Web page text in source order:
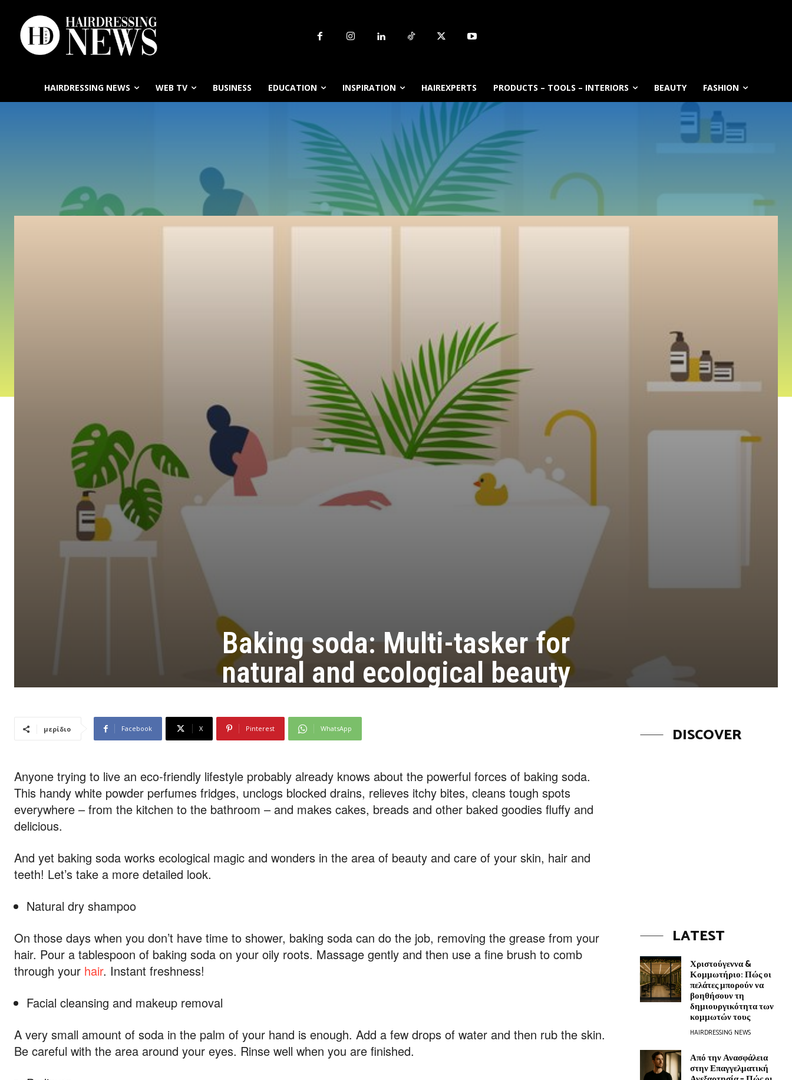
HAIRDRESSING NEWS WEB TV BUSINESS EDUCATION INSPIRATION HAIREXPERTS PRODUCTS – TOOLS – INTERIORS BEAUTY FASHION
Baking soda: Multi-tasker for
natural and ecological beauty
μερίδιο Facebook X Pinterest WhatsApp
Anyone trying to live an eco-friendly lifestyle probably already knows about the powerful forces of baking soda.
This handy white powder perfumes fridges, unclogs blocked drains, relieves itchy bites, cleans tough spots
everywhere – from the kitchen to the bathroom – and makes cakes, breads and other baked goodies fluffy and
delicious.
And yet baking soda works ecological magic and wonders in the area of beauty and care of your skin, hair and
teeth! Let’s take a more detailed look.
Natural dry shampoo
On those days when you don’t have time to shower, baking soda can do the job, removing the grease from your
hair. Pour a tablespoon of baking soda on your oily roots. Massage gently and then use a fine brush to comb
through your hair. Instant freshness!
Facial cleansing and makeup removal
A very small amount of soda in the palm of your hand is enough. Add a few drops of water and then rub the skin.
Be careful with the area around your eyes. Rinse well when you are finished.
DISCOVER
LATEST
Χριστούγεννα &
Κομμωτήριο: Πώς οι
πελάτες μπορούν να
βοηθήσουν τη
δημιουργικότητα των
κομμωτών τους
HAIRDRESSING NEWS
Από την Ανασφάλεια
στην Επαγγελματική